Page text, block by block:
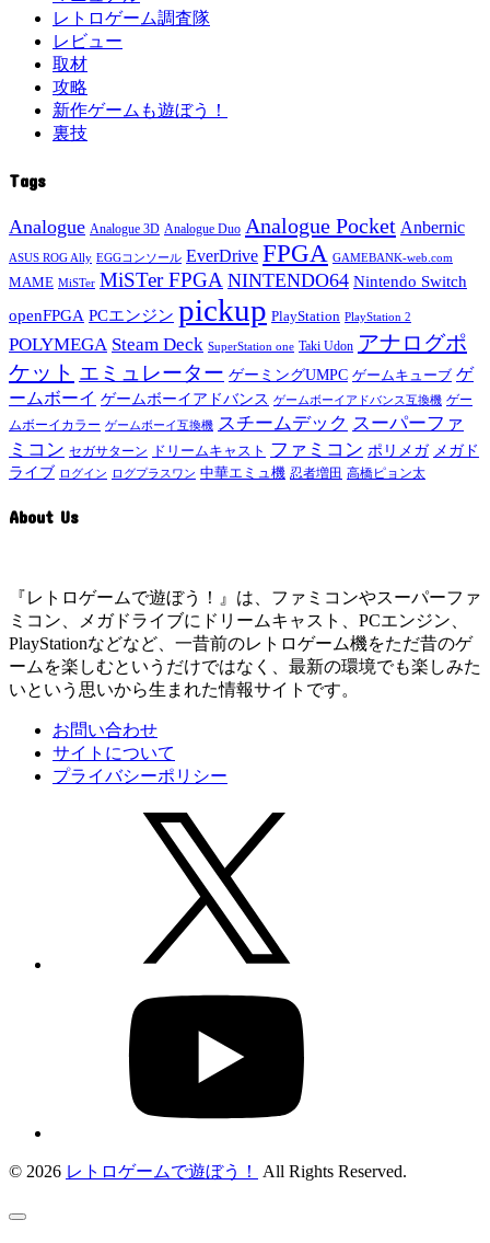
レトロゲーム調査隊
レビュー
取材
攻略
新作ゲームも遊ぼう！
裏技
Tags
Analogue Analogue 3D Analogue Duo Analogue Pocket Anbernic
ASUS ROG Ally EGGコンソール EverDrive FPGA GAMEBANK-web.com
MAME MiSTer MiSTer FPGA NINTENDO64 Nintendo Switch
openFPGA PCエンジン pickup PlayStation PlayStation 2
POLYMEGA Steam Deck SuperStation one Taki Udon アナログポ
ケット エミュレーター ゲーミングUMPC ゲームキューブ ゲ
ームボーイ ゲームボーイアドバンス ゲームボーイアドバンス互換機 ゲー
ムボーイカラー ゲームボーイ互換機 スチームデック スーパーファ
ミコン セガサターン ドリームキャスト ファミコン ポリメガ メガド
ライブ ログイン ログプラスワン 中華エミュ機 忍者増田 高橋ピョン太
About Us
『レトロゲームで遊ぼう！』は、ファミコンやスーパーファ
ミコン、メガドライブにドリームキャスト、PCエンジン、
PlayStationなどなど、一昔前のレトロゲーム機をただ昔のゲ
ームを楽しむというだけではなく、最新の環境でも楽しみた
いという思いから生まれた情報サイトです。
お問い合わせ
サイトについて
プライバシーポリシー
© 2026 レトロゲームで遊ぼう！ All Rights Reserved.